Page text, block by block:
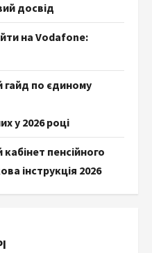
досвід
на Vodafone:
гайд по єдиному
у 2026 році
пенсійного
інструкція 2026